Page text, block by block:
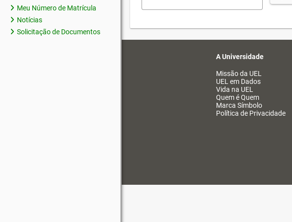
Meu Número de Matrícula
Notícias
Solicitação de Documentos
A Universidade
Missão da UEL
UEL em Dados
Vida na UEL
Quem é Quem
Marca Símbolo
Política de Privacidade